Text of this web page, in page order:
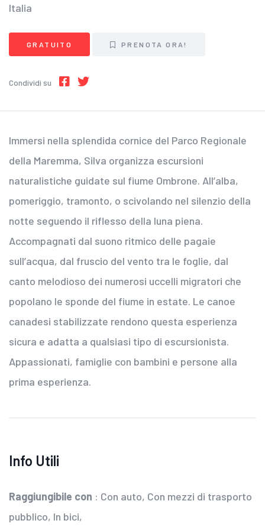
Italia
GRATUITO PRENOTA ORA!
Condividi su
Immersi nella splendida cornice del Parco Regionale
della Maremma, Silva organizza escursioni
naturalistiche guidate sul fiume Ombrone. All’alba,
pomeriggio, tramonto, o scivolando nel silenzio della
notte seguendo il riflesso della luna piena.
Accompagnati dal suono ritmico delle pagaie
sull’acqua, dal fruscio del vento tra le foglie, dal
canto melodioso dei numerosi uccelli migratori che
popolano le sponde del fiume in estate. Le canoe
canadesi stabilizzate rendono questa esperienza
sicura e adatta a qualsiasi tipo di escursionista.
Appassionati, famiglie con bambini e persone alla
prima esperienza.
Info Utili
Raggiungibile con : Con auto, Con mezzi di trasporto
pubblico, In bici,